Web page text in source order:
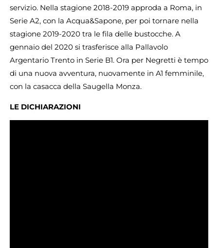
servizio. Nella stagione 2018-2019 approda a Roma, in
Serie A2, con la Acqua&Sapone, per poi tornare nella
stagione 2019-2020 tra le fila delle bustocche. A
gennaio del 2020 si trasferisce alla Pallavolo
Argentario Trento in Serie B1. Ora per Negretti è tempo
di una nuova avventura, nuovamente in A1 femminile,
con la casacca della Saugella Monza.
LE DICHIARAZIONI